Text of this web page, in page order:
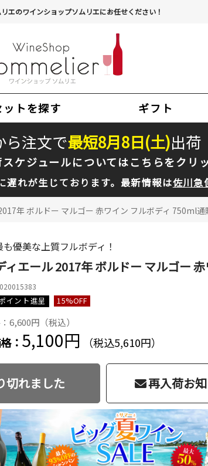
エのワインショップソムリエにお任せください！
ットを探す ギフト
ら注文で最短8月8日(土)出荷
ケジュールについてはこちらをクリ
れが生じております。最新情報は佐川急
年 ボルドー マルゴー 赤ワイン フルボディ 750ml通
優美な上質フルボディ！
ィエール 2017年 ボルドー マルゴー
イント進呈 15%OFF
6,600円（税込）
： 5,100円 （税込5,610円）
切れました 再入荷お